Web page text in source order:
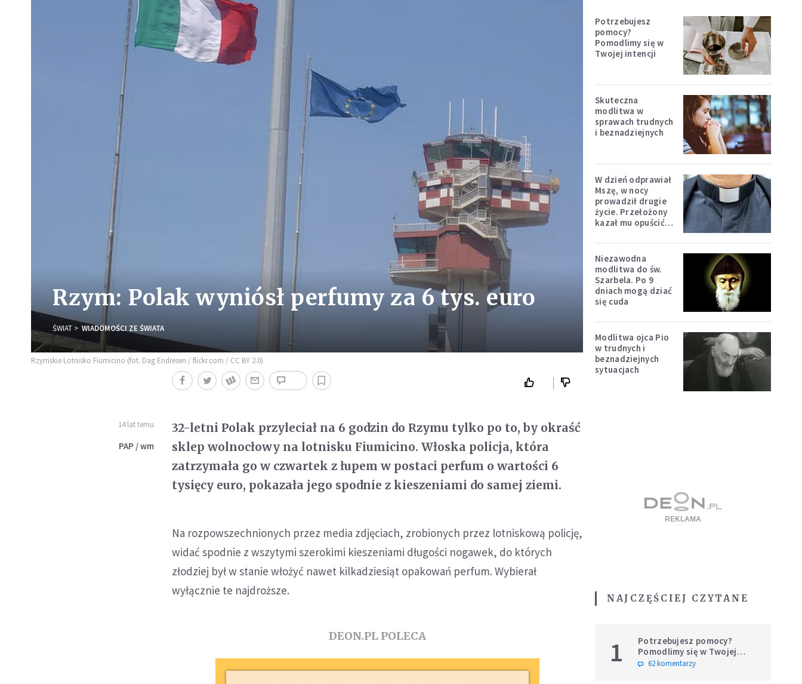
Rzym: Polak wyniósł perfumy za 6 tys. euro
ŚWIAT WIADOMOŚCI ZE ŚWIATA
Rzymskie Lotnisko Fiumicino (fot. Dag Endresen / flickr.com / CC BY 2.0)
14 lat temu
PAP / wm
32-letni Polak przyleciał na 6 godzin do Rzymu tylko po to, by okraść
sklep wolnocłowy na lotnisku Fiumicino. Włoska policja, która
zatrzymała go w czwartek z łupem w postaci perfum o wartości 6
tysięcy euro, pokazała jego spodnie z kieszeniami do samej ziemi.
Na rozpowszechnionych przez media zdjęciach, zrobionych przez lotniskową policję,
widać spodnie z wszytymi szerokimi kieszeniami długości nogawek, do których
złodziej był w stanie włożyć nawet kilkadziesiąt opakowań perfum. Wybierał
wyłącznie te najdroższe.
DEON.PL POLECA
Potrzebujesz
pomocy?
Pomodlimy się w
Twojej intencji
Skuteczna
modlitwa w
sprawach trudnych
i beznadziejnych
W dzień odprawiał
Mszę, w nocy
prowadził drugie
życie. Przełożony
kazał mu opuścić
Niezawodna
modlitwa do św.
Szarbela. Po 9
dniach mogą dziać
się cuda
Modlitwa ojca Pio
w trudnych i
beznadziejnych
sytuacjach
NAJCZĘŚCIEJ CZYTANE
1
Potrzebujesz pomocy?
Pomodlimy się w Twojej
intencji
62 komentarzy